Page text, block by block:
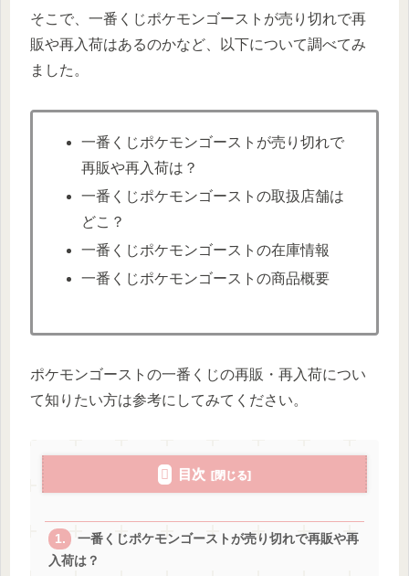
そこで、一番くじポケモンゴーストが売り切れで再
販や再入荷はあるのかなど、以下について調べてみ
ました。
一番くじポケモンゴーストが売り切れで
再販や再入荷は？
一番くじポケモンゴーストの取扱店舗は
どこ？
一番くじポケモンゴーストの在庫情報
一番くじポケモンゴーストの商品概要
ポケモンゴーストの一番くじの再販・再入荷につい
て知りたい方は参考にしてみてください。
目次
一番くじポケモンゴーストが売り切れで再販や再
入荷は？